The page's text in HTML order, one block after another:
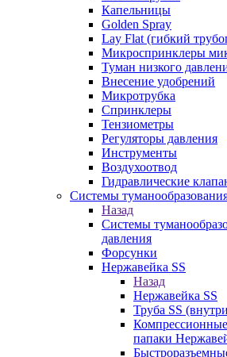
Капельницы
Golden Spray
Lay Flat (гибкий
Микроспринклеры
Туман низкого
Внесение удобрений
Микротрубка
Спринклеры
Тензиометры
Регуляторы давления
Инструменты
Воздухоотвод
Гидравлические
Системы
Назад
Системы
давления
Форсунки
Нержавейка SS
Назад
Нержавейка SS
Труба SS
папаки